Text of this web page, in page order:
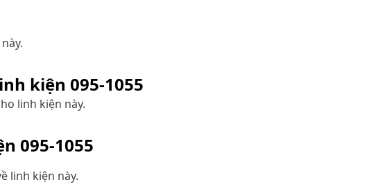
kiện 095-1055
linh kiện này.
095-1055
linh kiện này.